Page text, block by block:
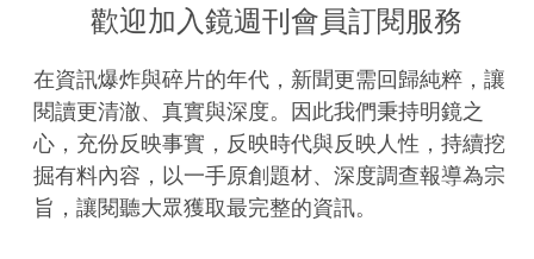
歡迎加入鏡週刊會員訂閱服務
在資訊爆炸與碎片的年代，新聞更需回歸純粹，讓
閱讀更清澈、真實與深度。因此我們秉持明鏡之
心，充份反映事實，反映時代與反映人性，持續挖
掘有料內容，以一手原創題材、深度調查報導為宗
旨，讓閱聽大眾獲取最完整的資訊。